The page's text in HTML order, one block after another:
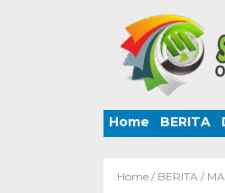
Home BERITA
Home / BERITA/